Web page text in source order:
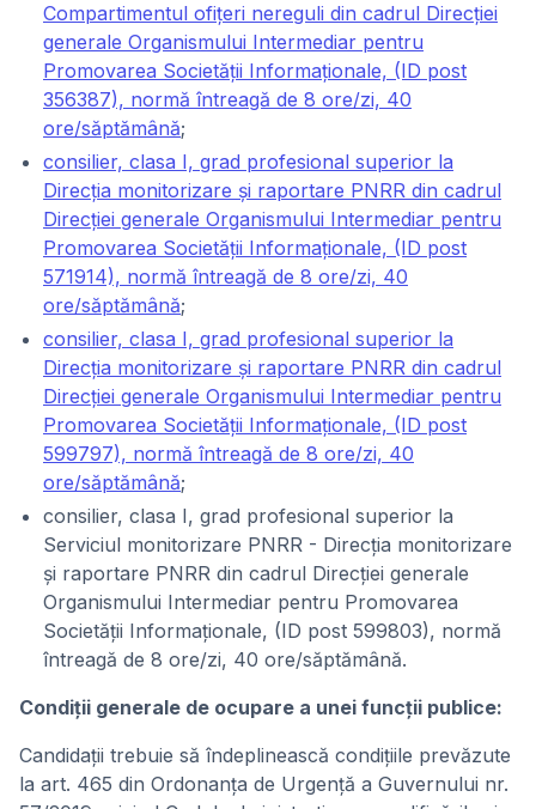
Compartimentul ofițeri nereguli din cadrul Direcției
generale Organismului Intermediar pentru
Promovarea Societății Informaționale, (ID post
356387), normă întreagă de 8 ore/zi, 40
ore/săptămână;
consilier, clasa I, grad profesional superior la
Direcția monitorizare și raportare PNRR din cadrul
Direcției generale Organismului Intermediar pentru
Promovarea Societății Informaționale, (ID post
571914), normă întreagă de 8 ore/zi, 40
ore/săptămână;
consilier, clasa I, grad profesional superior la
Direcția monitorizare și raportare PNRR din cadrul
Direcției generale Organismului Intermediar pentru
Promovarea Societății Informaționale, (ID post
599797), normă întreagă de 8 ore/zi, 40
ore/săptămână;
consilier, clasa I, grad profesional superior la
Serviciul monitorizare PNRR - Direcția monitorizare
și raportare PNRR din cadrul Direcției generale
Organismului Intermediar pentru Promovarea
Societății Informaționale, (ID post 599803), normă
întreagă de 8 ore/zi, 40 ore/săptămână.
Condiţii generale de ocupare a unei funcții publice:
Candidații trebuie să îndeplinească condițiile prevăzute
la art. 465 din Ordonanța de Urgență a Guvernului nr.